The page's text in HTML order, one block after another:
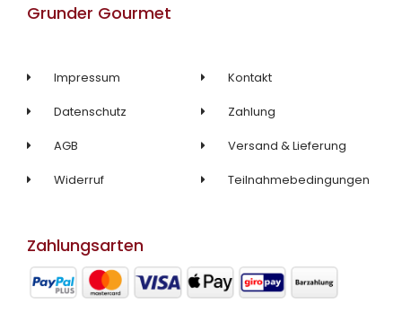
o g
m
e
Grunder Gourmet
Impressum
Datenschutz
AGB
Widerruf
Kontakt
Zahlung
Versand & Lieferung
Teilnahmebedingungen
Zahlungsarten